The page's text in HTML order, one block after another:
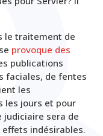
le traitement de
provoque des
publications
faciales, de fentes
les
les jours et pour
judiciaire sera de
indésirables.